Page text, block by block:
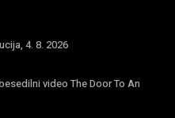
4. 8. 2026
video The Door To An